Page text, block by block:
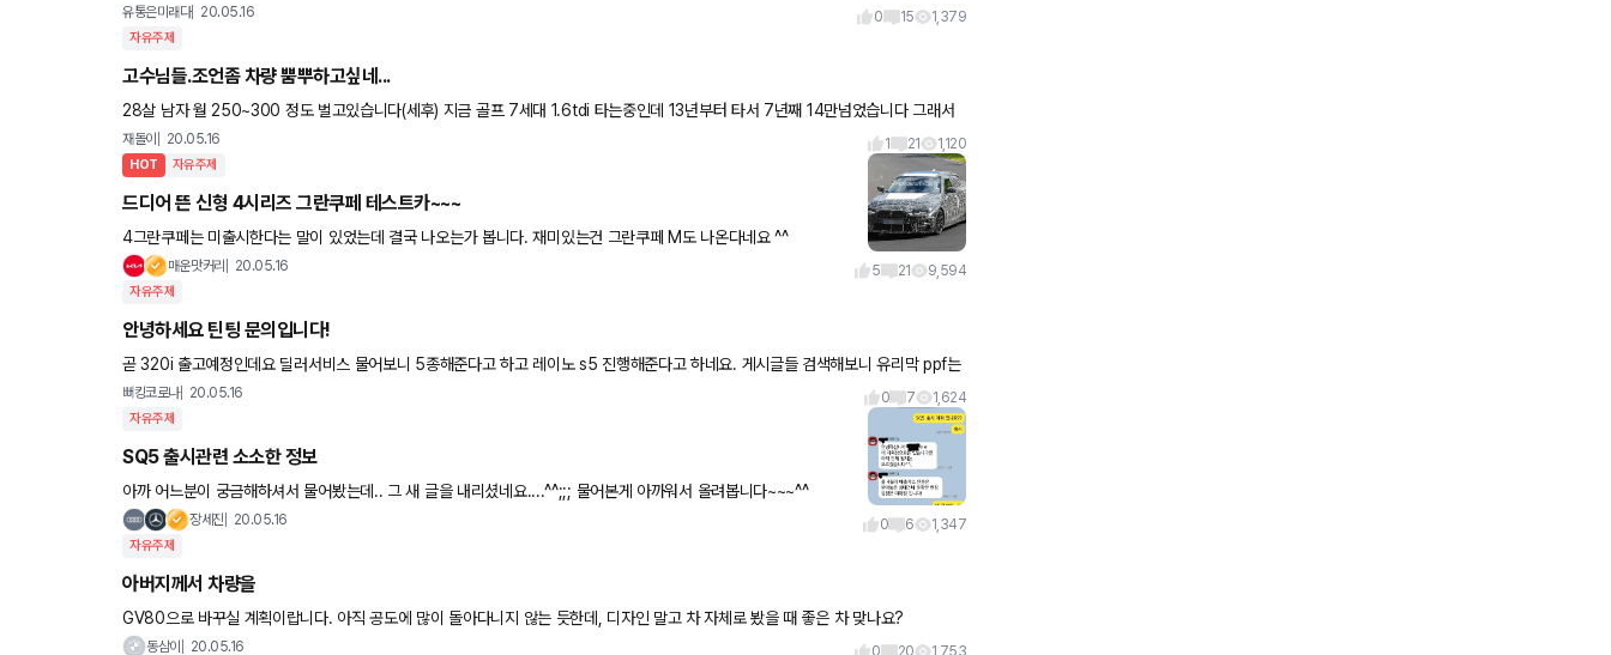
유통은미래다 20.05.16 0 15 1,379
자유주제
고수님들.조언좀 차량 뿜뿌하고싶네...
28살 남자 월 250~300 정도 벌고있습니다(세후) 지금 골프 7세대 1.6tdi 타는중인데 13년부터 타서 7년째 14만넘었습니다 그래서
재돌이 20.05.16 1 21 1,120
HOT 자유주제
드디어 뜬 신형 4시리즈 그란쿠페 테스트카~~~
4그란쿠페는 미출시한다는 말이 있었는데 결국 나오는가 봅니다. 재미있는건 그란쿠페 M도 나온다네요 ^^
매운맛커리 20.05.16 5 21 9,594
자유주제
안녕하세요 틴팅 문의입니다!
곧 320i 출고예정인데요 딜러서비스 물어보니 5종해준다고 하고 레이노 s5 진행해준다고 하네요. 게시글들 검색해보니 유리막 ppf는
딜러서비스 품질이떨어져도 그냥 진행하고 틴팅은 힘좀주라는 글이
뻐킹코로나 20.05.16 0 7 1,624
자유주제
SQ5 출시관련 소소한 정보
아까 어느분이 궁금해하셔서 물어봤는데.. 그 새 글을 내리셨네요....^^;;; 물어본게 아까워서 올려봅니다~~~^^
장세진 20.05.16 0 6 1,347
자유주제
아버지께서 차량을
GV80으로 바꾸실 계획이랍니다. 아직 공도에 많이 돌아다니지 않는 듯한데, 디자인 말고 차 자체로 봤을 때 좋은 차 맞나요?
동삼이 20.05.16 0 20 1,753